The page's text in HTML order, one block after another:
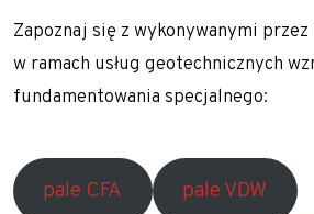
Zapoznaj się z wykonywanymi
w ramach usług geotechnicznych
fundamentowania specjalnego:
pale CFA pale VDW